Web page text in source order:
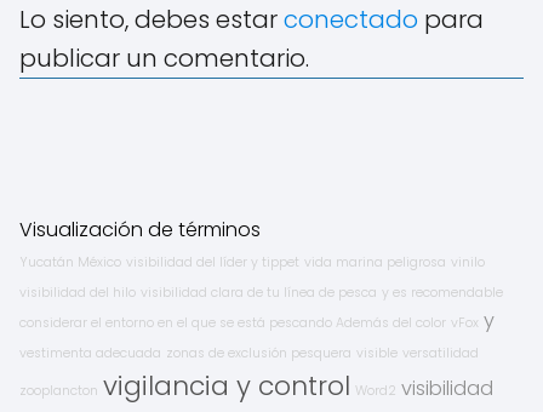
Lo siento, debes estarconectado para
publicar un comentario.
Visualización de términos
Yucatán México visibilidad del líder y tippet vida marina peligrosa vinilo
visibilidad del hilo visibilidad clara de tu línea de pesca y es recomendable
considerar el entorno en el que se está pescando Además del color vFox y
vestimenta adecuada zonas de exclusión pesquera visible versatilidad
zooplancton vigilancia y control Word2 visibilidad